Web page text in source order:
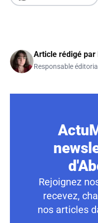
Article rédigé par
Responsable
Rejoignez
recevez,
nos articles